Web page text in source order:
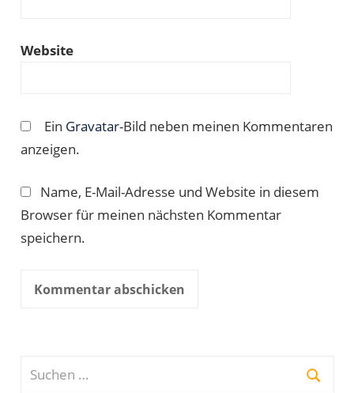
Website
Ein Gravatar-Bild neben meinen Kommentaren
anzeigen.
Name, E-Mail-Adresse und Website in diesem
Browser für meinen nächsten Kommentar
speichern.
Suchen